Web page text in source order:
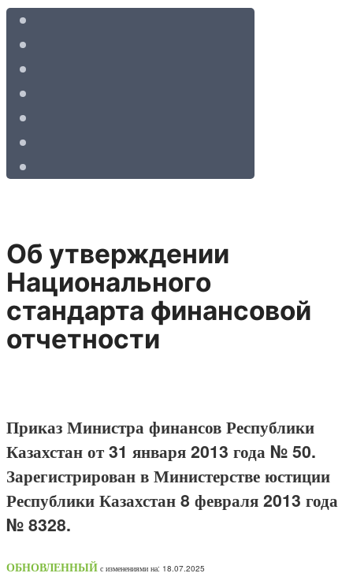
Об утверждении
Национального
стандарта финансовой
отчетности
Приказ Министра финансов Республики
Казахстан от 31 января 2013 года № 50.
Зарегистрирован в Министерстве юстиции
Республики Казахстан 8 февраля 2013 года
№ 8328.
ОБНОВЛЕННЫЙ с изменениями на: 18.07.2025